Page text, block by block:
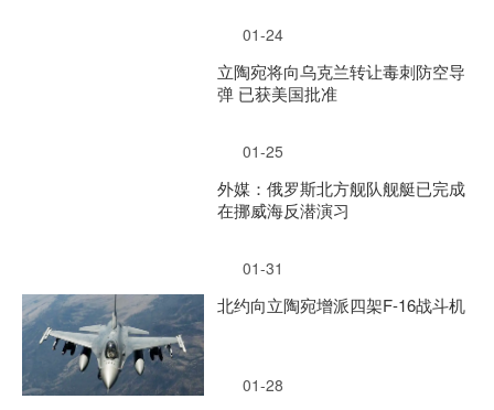
01-24
立陶宛将向乌克兰转让毒刺防空导
弹 已获美国批准
01-25
外媒：俄罗斯北方舰队舰艇已完成
在挪威海反潜演习
01-31
北约向立陶宛增派四架F-16战斗机
01-28